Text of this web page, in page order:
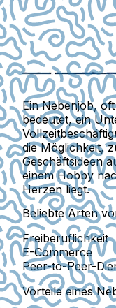
Ein Nebenjob,
bedeutet, ein
die Möglichkeit,
Geschäftsideen
einem Hobby
Herzen liegt.
Beliebte Arten
Freiberuflichkeit
E-Commerce
Peer-to-Peer-
Vorteile eines